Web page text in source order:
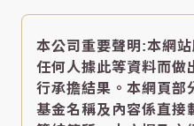
本公司重要聲明:本網
任何人據此等資料而做
行承擔結果。本網頁部
基金名稱及內容係直接